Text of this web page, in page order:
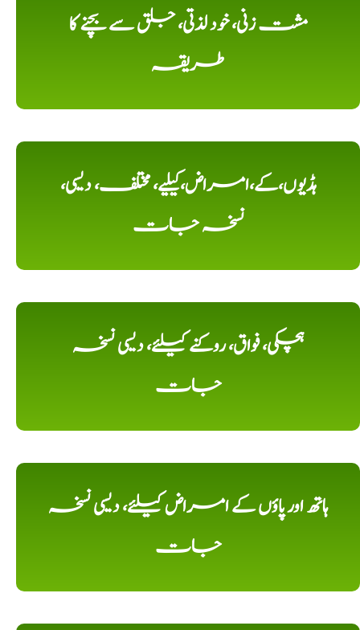
مشت زنی، خود لذتی، جلق سے بچنے کا
طریقہ
ہڈیوں،کے،امراض،کیلیے، مختلف، دیسی،
نسخہ جات
ہچکی، فواق، روکنے کیلئے، دیسی نسخہ
جات
ہاتھ اور پاؤں کے امراض کیلئے، دیسی نسخہ
جات